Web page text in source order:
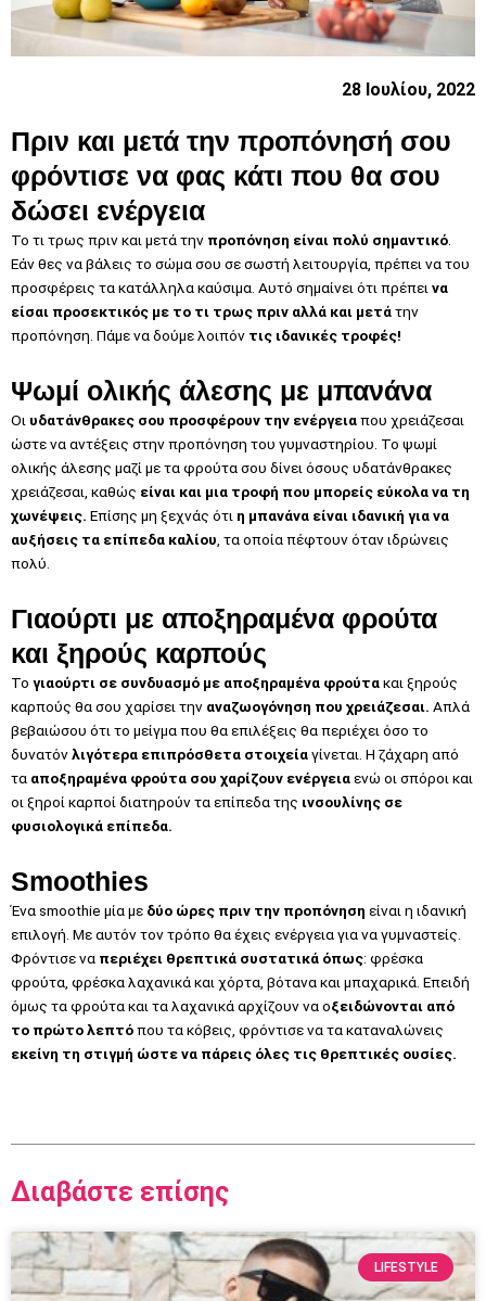
28 Ιουλίου, 2022
Πριν και μετά την προπόνησή σου
φρόντισε να φας κάτι που θα σου
δώσει ενέργεια
Το τι τρως πριν και μετά την προπόνηση είναι πολύ σημαντικό.
Εάν θες να βάλεις το σώμα σου σε σωστή λειτουργία, πρέπει να του
προσφέρεις τα κατάλληλα καύσιμα. Αυτό σημαίνει ότι πρέπεινα
είσαι προσεκτικός με το τι τρως πριν αλλά και μετάτην
προπόνηση. Πάμε να δούμε λοιπόν τις ιδανικές τροφές!
Ψωμί ολικής άλεσης με μπανάνα
Οι υδατάνθρακες σου προσφέρουν την ενέργειαπου χρειάζεσαι
ώστε να αντέξεις στην προπόνηση του γυμναστηρίου. Το ψωμί
ολικής άλεσης μαζί με τα φρούτα σου δίνει όσους υδατάνθρακες
χρειάζεσαι, καθώς είναι και μια τροφή που μπορείς εύκολα να τη
χωνέψεις. Επίσης μη ξεχνάς ότι η μπανάνα είναι ιδανική για να
αυξήσεις τα επίπεδα καλίου, τα οποία πέφτουν όταν ιδρώνεις
πολύ.
Γιαούρτι με αποξηραμένα φρούτα
και ξηρούς καρπούς
Το γιαούρτι σε συνδυασμό με αποξηραμένα φρούτακαι ξηρούς
καρπούς θα σου χαρίσει την αναζωογόνηση που χρειάζεσαι. Απλά
βεβαιώσου ότι το μείγμα που θα επιλέξεις θα περιέχει όσο το
δυνατόνλιγότερα επιπρόσθετα στοιχείαγίνεται. Η ζάχαρη από
τα αποξηραμένα φρούτα σου χαρίζουν ενέργειαενώ οι σπόροι και
οι ξηροί καρποί διατηρούν τα επίπεδα της ινσουλίνης σε
φυσιολογικά επίπεδα.
Smoothies
Ένα smoothie μία με δύο ώρες πριν την προπόνηση είναι η ιδανική
επιλογή. Με αυτόν τον τρόπο θα έχεις ενέργεια για να γυμναστείς.
Φρόντισε να περιέχει θρεπτικά συστατικά όπως: φρέσκα
φρούτα, φρέσκα λαχανικά και χόρτα, βότανα και μπαχαρικά. Επειδή
όμως τα φρούτα και τα λαχανικά αρχίζουν να οξειδώνονται από
το πρώτο λεπτόπου τα κόβεις, φρόντισε να τα καταναλώνεις
εκείνη τη στιγμή ώστε να πάρεις όλες τις θρεπτικές ουσίες.
Διαβάστε επίσης
LIFESTYLE